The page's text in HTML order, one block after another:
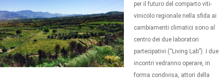
per il futuro del comparto viti-
vinicolo regionale nella sfida ai
cambiamenti climatici sono al
centro dei due laboratori
partecipativi (“Living Lab”). I due
incontri vedranno operare, in
forma condivisa, attori della